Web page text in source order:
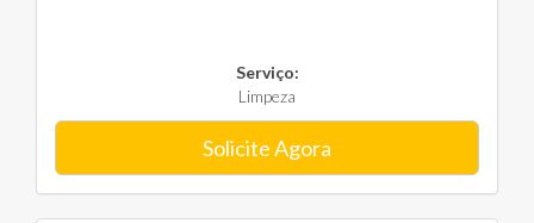
Serviço:
Limpeza
Solicite Agora